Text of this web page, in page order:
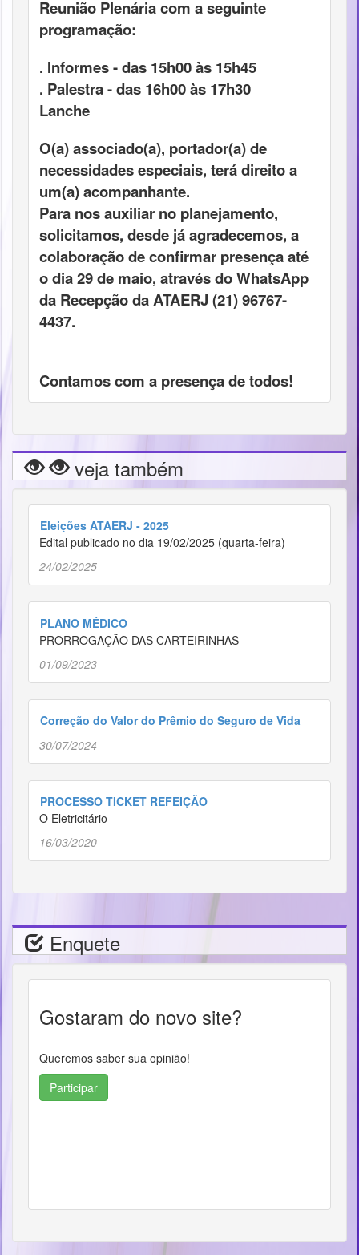
Reunião Plenária com a seguinte
programação:
. Informes - das 15h00 às 15h45
. Palestra - das 16h00 às 17h30
Lanche
O(a) associado(a), portador(a) de
necessidades especiais, terá direito a
um(a) acompanhante.
Para nos auxiliar no planejamento,
solicitamos, desde já agradecemos, a
colaboração de confirmar presença até
o dia 29 de maio, através do WhatsApp
da Recepção da ATAERJ (21) 96767-
4437.
Contamos com a presença de todos!
veja também
Eleições ATAERJ - 2025
Edital publicado no dia 19/02/2025 (quarta-feira)
24/02/2025
PLANO MÉDICO
PRORROGAÇÃO DAS CARTEIRINHAS
01/09/2023
Correção do Valor do Prêmio do Seguro de Vida
30/07/2024
PROCESSO TICKET REFEIÇÃO
O Eletricitário
16/03/2020
Enquete
Gostaram do novo site?
Queremos saber sua opinião!
Participar